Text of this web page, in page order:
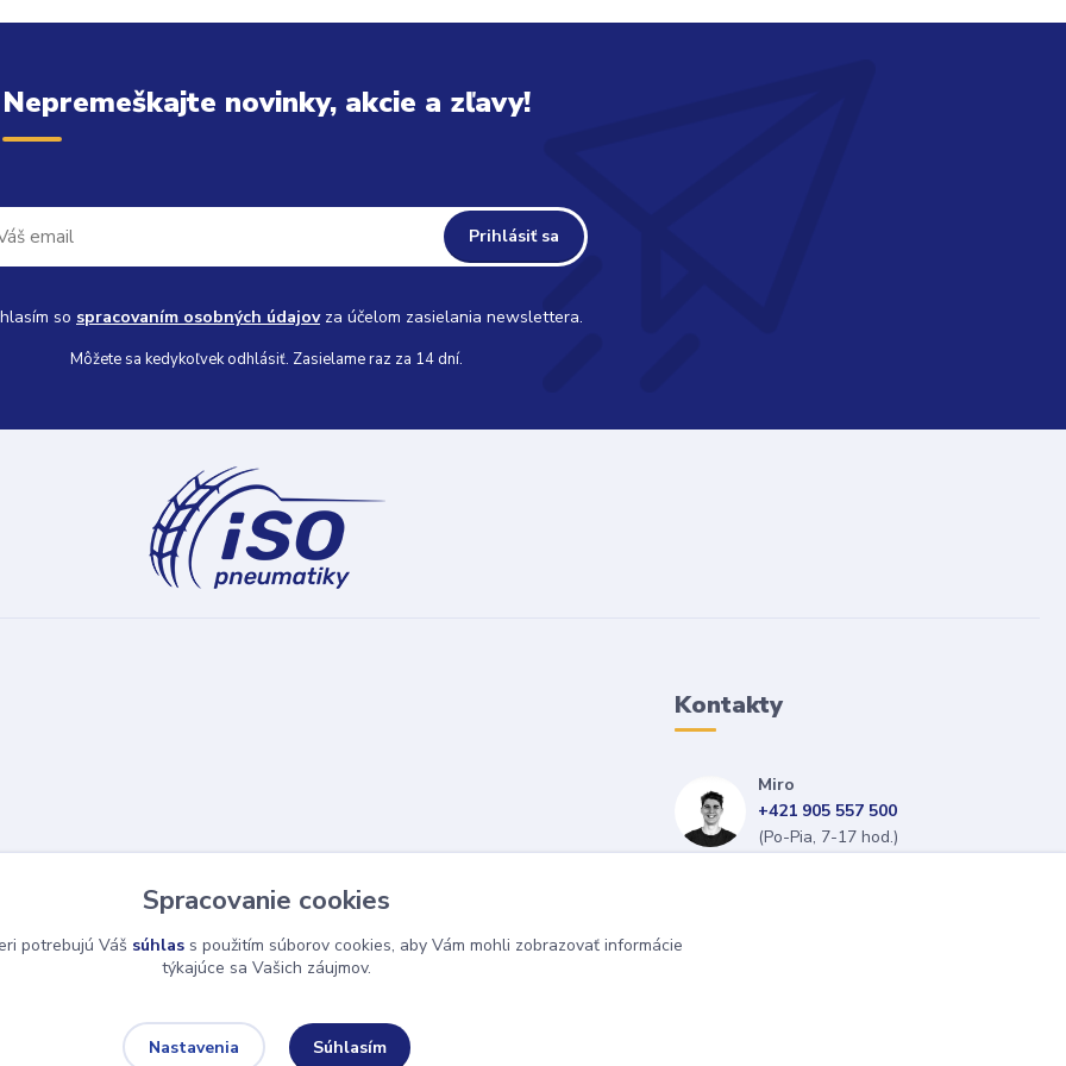
Nepremeškajte novinky, akcie a zľavy!
Prihlásiť sa
so spracovaním osobných údajovza účelom zasielania newslettera.
Môžete sa kedykoľvek odhlásiť. Zasielame raz za 14 dní.
Kontakty
Miro
+421 905 557 500
(Po-Pia, 7-17 hod.)
Spracovanie cookies
potrebujú Váš súhlas s použitím súborov cookies, aby Vám mohli zobrazovať informácie
týkajúce sa Vašich záujmov.
Nastavenia Súhlasím